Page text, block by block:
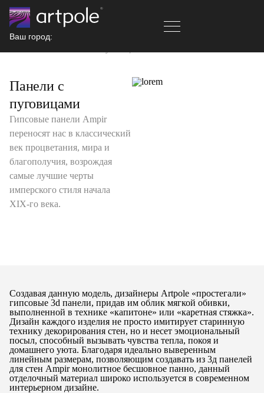
Ваш город:
Панели с
пуговицами
Гипсовые панели Ampir
переносят нас в классический
век процветания, мира и
благополучия, возрождая
самые лучшие черты
имперского стиля начала
XIX-го века.
Создавая данную модель, дизайнеры Artpole «простегали»
гипсовые 3d панели, придав им облик мягкой обивки,
выполненной в технике «капитоне» или «каретная стяжка».
Дизайн каждого изделия не просто имитирует старинную
технику декорирования стен, но и несет эмоциональный
посыл, способный вызывать чувства тепла, покоя и
домашнего уюта. Благодаря идеально выверенным
линейным размерам, позволяющим создавать из 3д панелей
для стен Ampir монолитное бесшовное панно, данный
отделочный материал широко используется в современном
интерьерном дизайне.